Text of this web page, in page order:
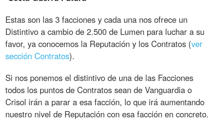
Estas son las 3 facciones y cada una nos ofrece un
Distintivo a cambio de 2.500 de Lumen para luchar a su
favor, ya conocemos la Reputación y los Contratos (ver
sección Contratos).
Si nos ponemos el distintivo de una de las Facciones
todos los puntos de Contratos sean de Vanguardia o
Crisol irán a parar a esa facción, lo que irá aumentando
nuestro nivel de Reputación con esa facción en concreto.